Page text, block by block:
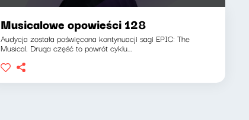
Musicalowe opowieści 128
Audycja została poświęcona kontynuacji sagi EPIC: The
Musical. Druga część to powrót cyklu...